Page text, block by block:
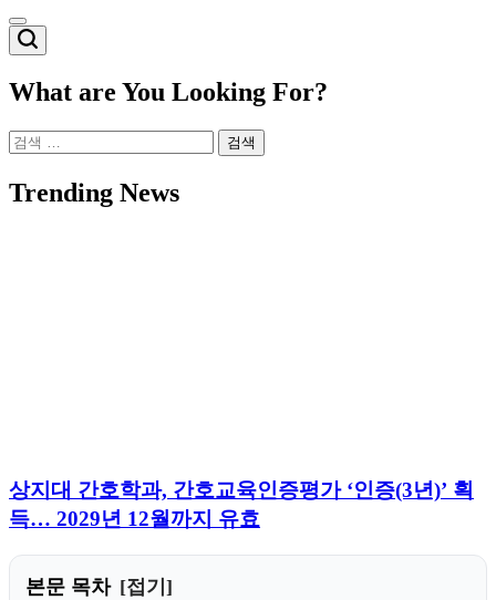
Switch
color
What are You Looking For?
검
Trending News
상지대 간호학과, 간호교육인증평가 ‘인증(3년)’ 획
득… 2029년 12월까지 유효
본문 목차
접기